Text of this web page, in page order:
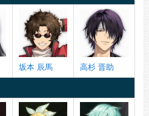
坂本 辰馬 高杉 晋助